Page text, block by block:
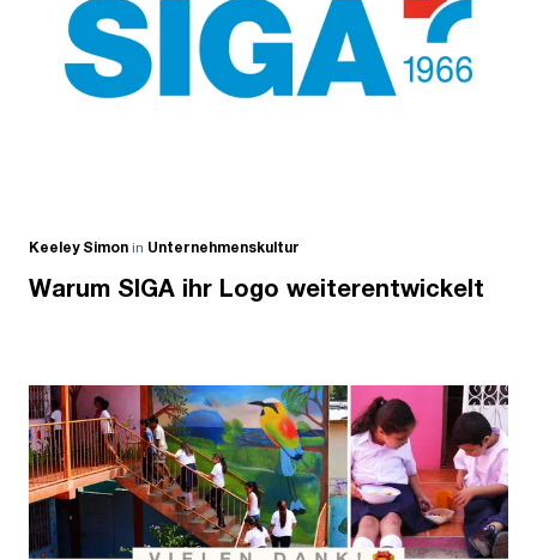
Keeley Simon in Unternehmenskultur
Warum SIGA ihr Logo weiterentwickelt